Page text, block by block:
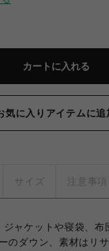
カートに入れる
気に入りアイテムに追
サイズ 注意事項
ャケットや寝袋、布
のダウン、素材はリ